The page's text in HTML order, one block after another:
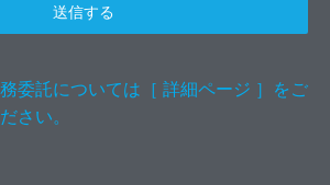
送信する
委託については［ 詳細ページ ］をご
さい。